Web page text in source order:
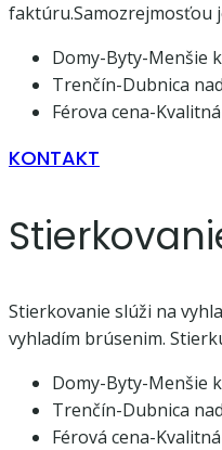
faktúru.Samozrejmosťou
Domy-Byty-Menšie
Trenčín-Dubnica
Férova cena-
KONTAKT
Stierkovanie slúži na
vyhladím brúsenim.
Domy-Byty-Menšie
Trenčín-Dubnica
Férová cena-